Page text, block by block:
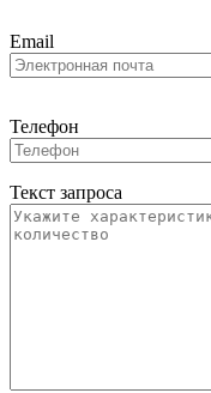
Email
Телефон
Текст запроса